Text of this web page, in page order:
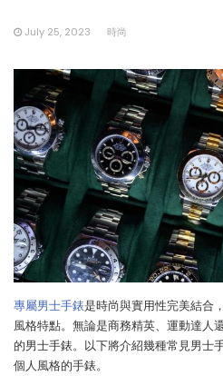
July 25, 2023 時尚
專屬男士手錶是時尚與實用性完美結合
風格特點。無論是商務精英、運動達人
的男士手錶。以下將介紹幾種常見男士
個人風格的手錶。